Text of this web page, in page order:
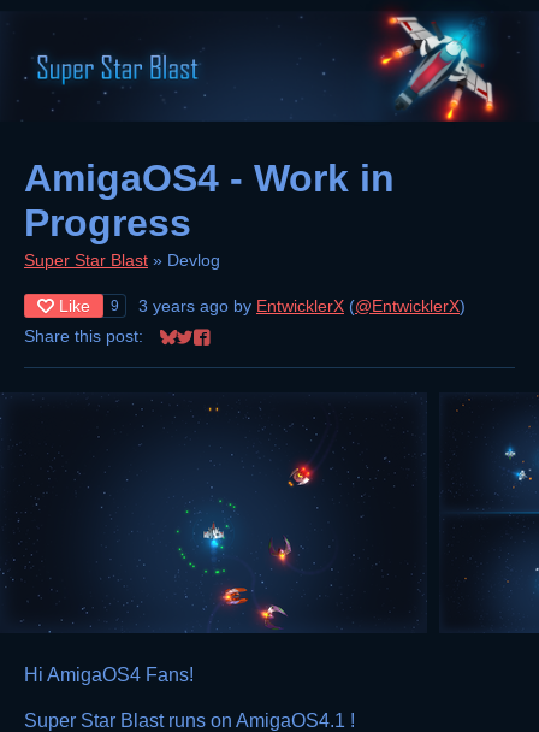
AmigaOS4 - Work in
Progress
Super Star Blast » Devlog
Like 9 3 years ago by EntwicklerX (@EntwicklerX)
Share this post:
Share on Bluesky
Share on Twitter
Share on Facebook
Hi AmigaOS4 Fans!
Super Star Blast runs on AmigaOS4.1 !